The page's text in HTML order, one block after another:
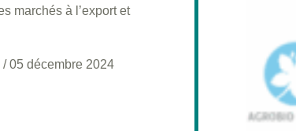
marchés à l’export et
/05 décembre 2024